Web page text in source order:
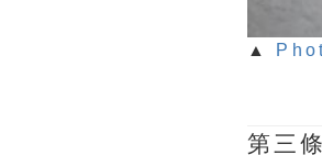
▲
第三